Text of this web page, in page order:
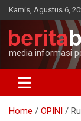
Skip
to
content
Kamis, Agustus 6,
media informasi
Home OPINI